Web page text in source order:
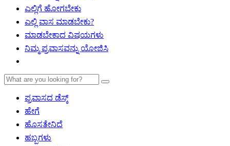
ಎಲ್ಲಿಗೆ ಹೋಗಬೇಕು
ಎಲ್ಲಿ ವಾಸ ಮಾಡಬೇಕು?
ಮಾಡಬೇಕಾದ ವಿಷಯಗಳು
ನಿಮ್ಮ ಪ್ರವಾಸವನ್ನು ಯೋಜಿಸಿ
ಪ್ರವಾಸದ ಡೆಸ್ಕ್
ಹೇಗೆ
ಹೊಸತೇನಿದೆ
ಹಬ್ಬಗಳು